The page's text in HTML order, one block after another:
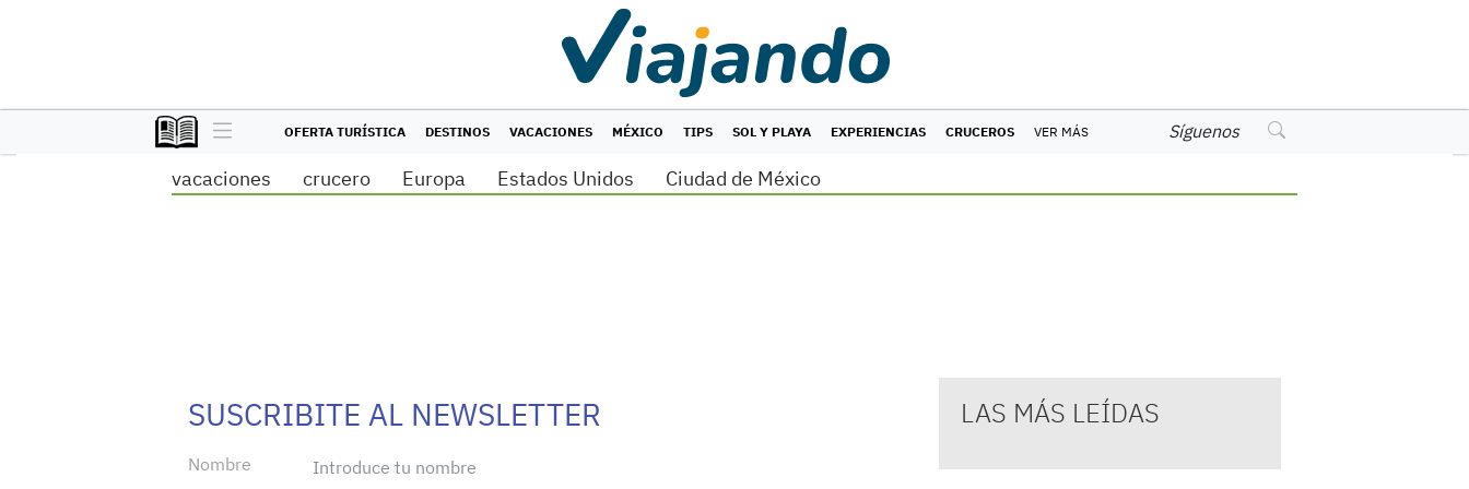
OFERTA TURÍSTICA DESTINOS VACACIONES MÉXICO TIPS SOL Y PLAYA EXPERIENCIAS CRUCEROS VER MÁS Síguenos
vacaciones crucero Europa Estados Unidos Ciudad de México
SUSCRIBITE AL NEWSLETTER
Nombre
LAS MÁS LEÍDAS